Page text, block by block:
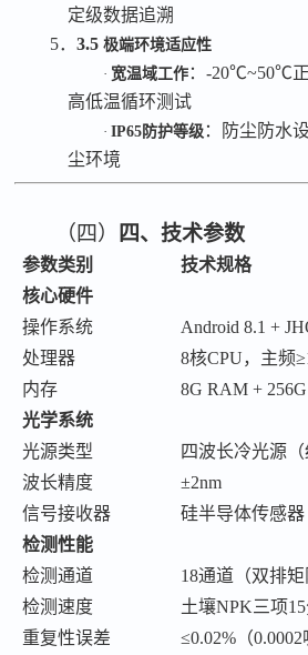
定级数据追溯
5．3.5极端环境适应性
· 宽温域工作 ：-20℃~50℃正
高低温循环测试
·IP65防护等级 ：防尘防水
尘环境
（四） 四、技术参数
参数类别
技术规格
核心硬件
操作系统
Android 8.1 +
处理器
8核CPU，主频
内存
8G RAM +
光学系统
光源类型
四波长冷光源
波长精度
±2nm
信号接收器
硅半导体传感器
检测性能
检测通道
18通道（双排矩
检测速度
土壤NPK三项
重复性误差
≤0.02%（0.0002